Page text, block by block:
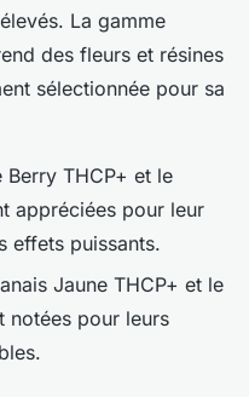
La gamme
des fleurs et résines
sélectionnée pour sa
THCP+ et le
appréciées pour leur
effets puissants.
Jaune THCP+ et le
notées pour leurs